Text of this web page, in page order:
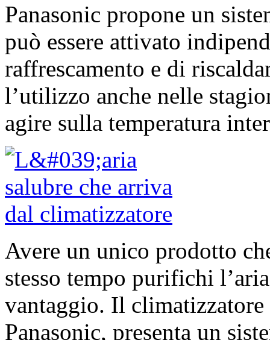
Panasonic propone un
può essere attivato
raffrescamento e di
l’utilizzo anche nelle
agire sulla temperatura
Avere un unico prodotto
stesso tempo purifichi
vantaggio. Il
Panasonic, presenta un